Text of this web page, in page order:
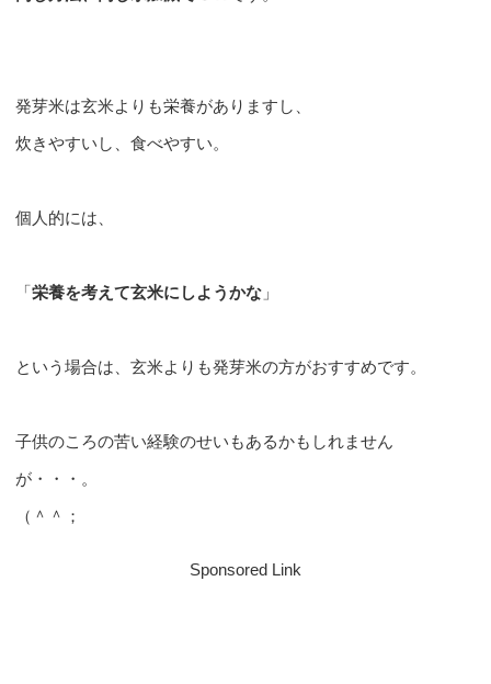
発芽米は玄米よりも栄養がありますし、
炊きやすいし、食べやすい。
個人的には、
「栄養を考えて玄米にしようかな 」
という場合は、玄米よりも発芽米の方がおすすめです。
子供のころの苦い経験のせいもあるかもしれません
が・・・。
（＾＾；
Sponsored Link